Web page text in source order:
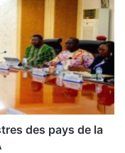
des pays de la